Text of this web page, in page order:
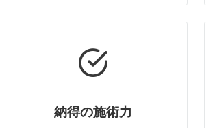
納得の施術力